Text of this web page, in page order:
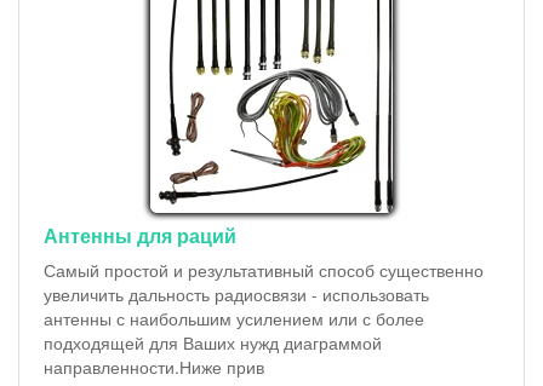
Антенны для раций
Самый простой и результативный способ существенно
увеличить дальность радиосвязи - использовать
антенны с наибольшим усилением или с более
подходящей для Ваших нужд диаграммой
направленности.Ниже прив